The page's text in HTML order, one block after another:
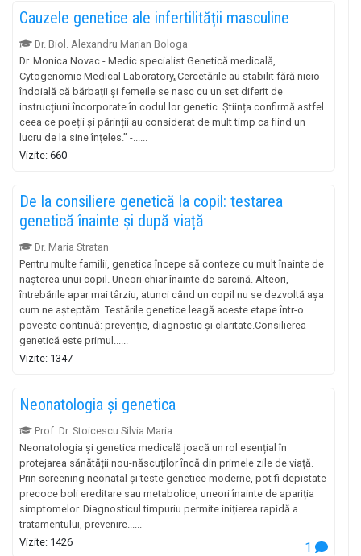
Cauzele genetice ale infertilității masculine
Dr. Biol. Alexandru Marian Bologa
Dr. Monica Novac - Medic specialist Genetică medicală,
Cytogenomic Medical Laboratory„Cercetările au stabilit fără nicio
îndoială că bărbații și femeile se nasc cu un set diferit de
instrucțiuni încorporate în codul lor genetic. Știința confirmă astfel
ceea ce poeții și părinții au considerat de mult timp ca fiind un
lucru de la sine înțeles.” -......
Vizite: 660
De la consiliere genetică la copil: testarea
genetică înainte și după viață
Dr. Maria Stratan
Pentru multe familii, genetica începe să conteze cu mult înainte de
nașterea unui copil. Uneori chiar înainte de sarcină. Alteori,
întrebările apar mai târziu, atunci când un copil nu se dezvoltă așa
cum ne așteptăm. Testările genetice leagă aceste etape într-o
poveste continuă: prevenție, diagnostic și claritate.Consilierea
genetică este primul......
Vizite: 1347
Neonatologia și genetica
Prof. Dr. Stoicescu Silvia Maria
Neonatologia și genetica medicală joacă un rol esențial în
protejarea sănătății nou-născuților încă din primele zile de viață.
Prin screening neonatal și teste genetice moderne, pot fi depistate
precoce boli ereditare sau metabolice, uneori înainte de apariția
simptomelor. Diagnosticul timpuriu permite inițierea rapidă a
tratamentului, prevenire......
1
Vizite: 1426